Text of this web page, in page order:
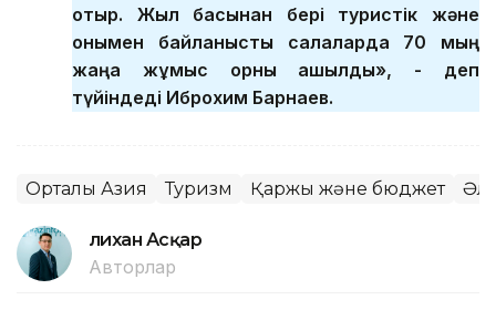
отыр. Жыл басынан бері туристік және
онымен байланысты салаларда 70 мың
жаңа жұмыс орны ашылды», - деп
түйіндеді Иброхим Барнаев.
Орталық Азия Туризм Қаржы және бюджет
Әлихан Асқар
Авторлар